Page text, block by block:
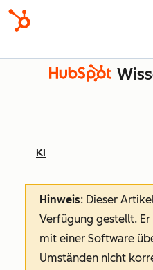
KI
Hinweis: Dieser
Verfügung gestellt.
mit einer Software
Umständen nicht